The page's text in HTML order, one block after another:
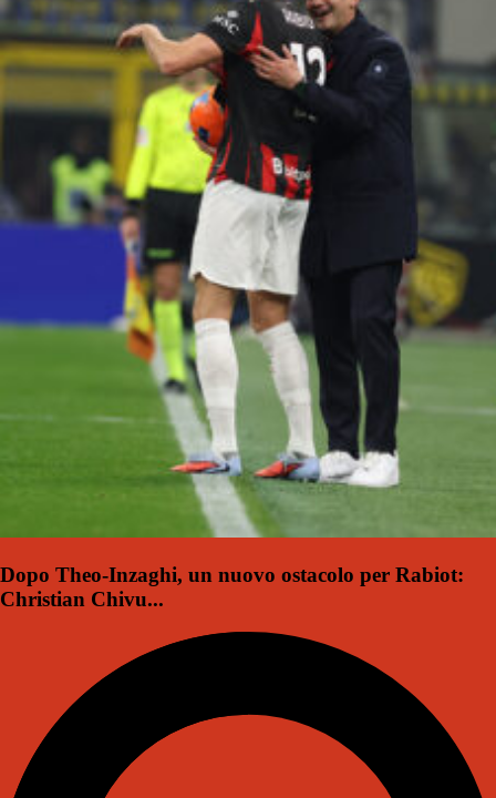
Dopo Theo-Inzaghi, un nuovo ostacolo per Rabiot:
Christian Chivu...